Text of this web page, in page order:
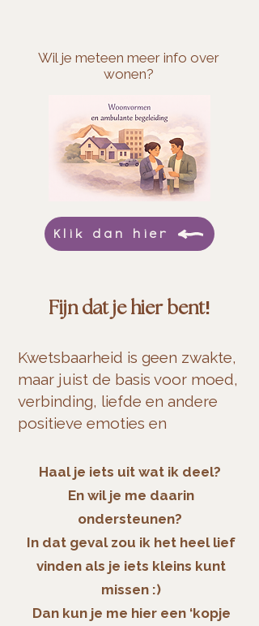
Wil je meteen meer info over
wonen?
Klik dan hier
Fijn dat je hier bent!
Kwetsbaarheid is geen zwakte,
maar juist de basis voor moed,
verbinding, liefde en andere
positieve emoties en
-Brené Brown
Naar podcastpagina
Haal je iets uit wat ik deel?
En wil je me daarin
ondersteunen?
In dat geval zou ik het heel lief
vinden als je iets kleins kunt
missen :)
Dan kun je me hier een ‘kopje